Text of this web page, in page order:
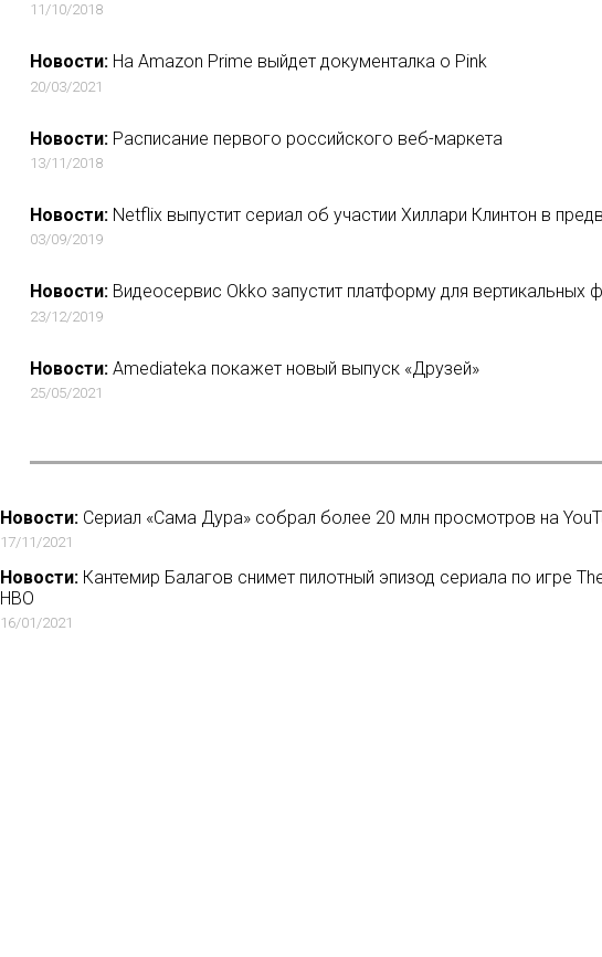
11/10/2018
Новости:На Amazon Prime выйдет документалка о Pink
20/03/2021
Новости:Расписание первого российского веб-маркета
13/11/2018
Новости:Netflix выпустит сериал об участии Хиллари Клинтон в
03/09/2019
Новости:Видеосервис Okko запустит платформу для вертикальных
23/12/2019
Новости:Amediateka покажет новый выпуск «Друзей»
25/05/2021
Новости: Сериал «Сама Дура» собрал более 20 млн просмотров на
17/11/2021
Новости: Кантемир Балагов снимет пилотный эпизод сериала по игре
HBO
16/01/2021